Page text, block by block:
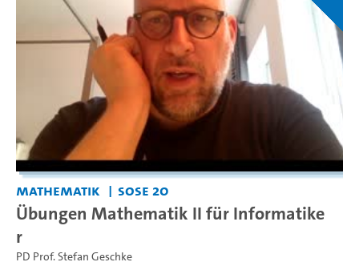
Mathematik SoSe 20
Übungen Mathematik II für Informatike
r
PD Prof. Stefan Geschke